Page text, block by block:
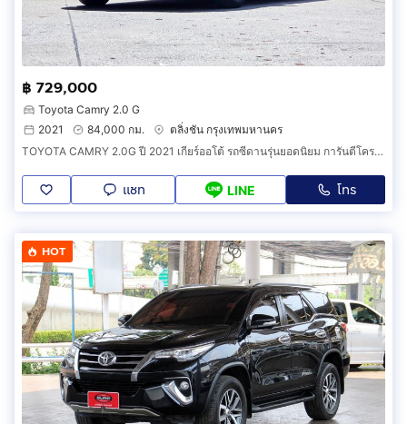
฿ 729,000
Toyota Camry 2.0 G
2021
84,000 กม.
ตลิ่งชัน กรุงเทพมหานคร
TOYOTA CAMRY 2.0G ปี 2021 เกียร์ออโต้ รถซีดานรุ่นยอดนิยม การันตีโครงสร้าง
แชท LINE โทร
HOT